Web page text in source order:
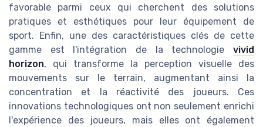
favorable parmi ceux qui cherchent des solutions
pratiques et esthétiques pour leur équipement de
sport. Enfin, une des caractéristiques clés de cette
gamme est l'intégration de la technologie vivid
horizon, qui transforme la perception visuelle des
mouvements sur le terrain, augmentant ainsi la
concentration et la réactivité des joueurs. Ces
innovations technologiques ont non seulement enrichi
l'expérience des joueurs, mais elles ont également